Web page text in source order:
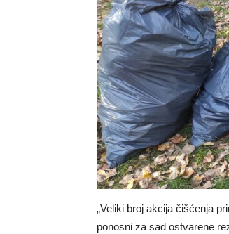
„Veliki broj akcija čišćenja
ponosni za sad ostvarene